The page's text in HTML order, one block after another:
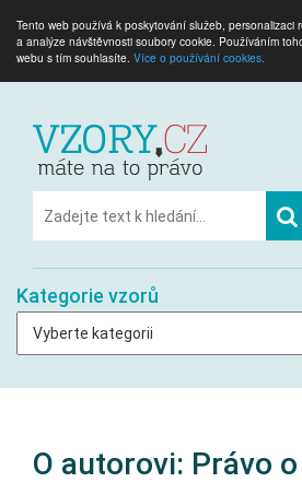
Tento web používá k poskytování služeb, personalizaci
a analýze návštěvnosti soubory cookie. Používáním
webu s tím souhlasíte. Více o používání cookies.
Kategorie vzorů
O autorovi: Právo